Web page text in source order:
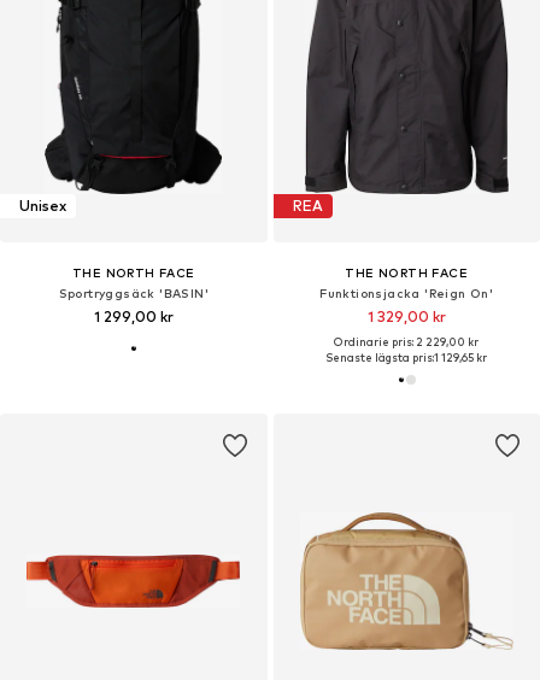
Unisex
THE NORTH FACE
Sportryggsäck 'BASIN'
1 299,00 kr
REA
THE NORTH FACE
Funktionsjacka 'Reign On'
1 329,00 kr
Ordinarie pris: 2 229,00 kr
Senaste lägsta pris:1 129,65 kr